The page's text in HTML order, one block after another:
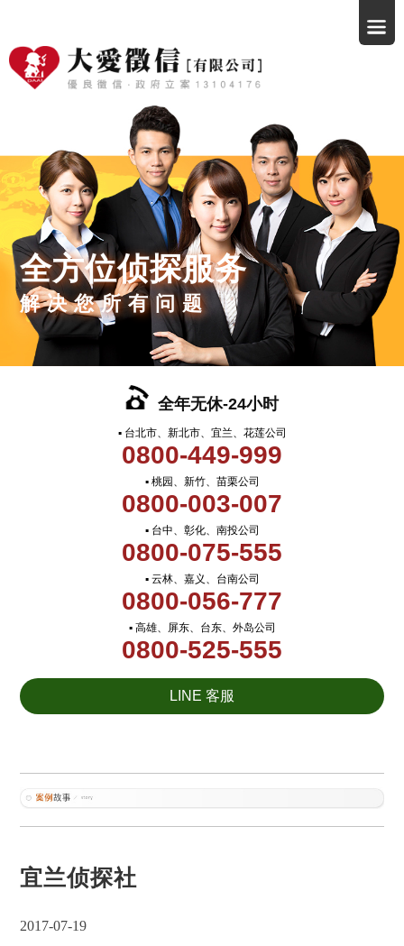
全方位侦探服务
解决您所有问题
全年无休-24小时
▪ 台北市、新北市、宜兰、花莲公司
0800-449-999
▪ 桃园、新竹、苗栗公司
0800-003-007
▪ 台中、彰化、南投公司
0800-075-555
▪ 云林、嘉义、台南公司
0800-056-777
▪ 高雄、屏东、台东、外岛公司
0800-525-555
LINE 客服
宜兰侦探社
2017-07-19